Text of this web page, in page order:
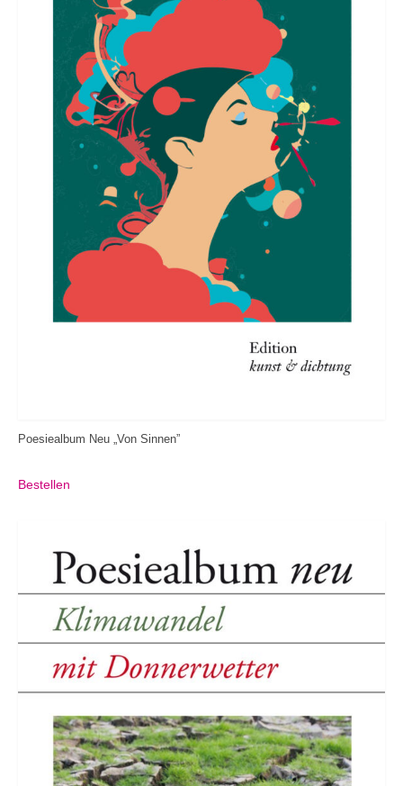
Poesiealbum Neu „Von Sinnen”
Bestellen